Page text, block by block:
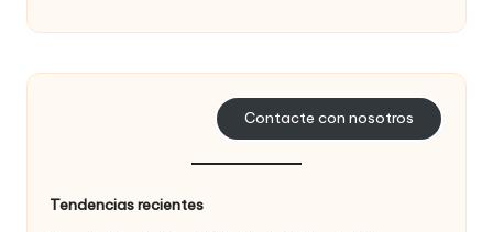
Contacte con nosotros
Tendencias recientes